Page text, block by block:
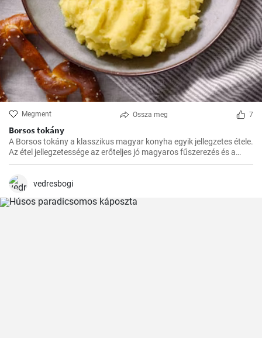
Megment Ossza meg 7
Borsos tokány
A Borsos tokány a klasszikus magyar konyha egyik jellegzetes étele.
Az étel jellegzetessége az erőteljes jó magyaros fűszerezés és a
hosszú, lassú főzés, melynek köszönhetően az ízek mindig
belőle.
vedresbogi